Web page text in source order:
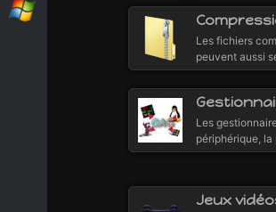
Les fichiers
peuvent aussi
Les
périphérique,
Jeux